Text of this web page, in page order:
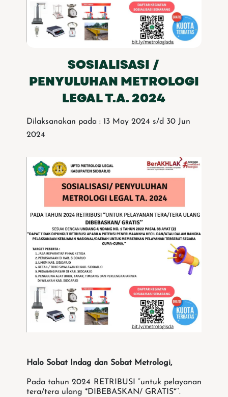
SOSIALISASI /
PENYULUHAN METROLOGI
LEGAL T.A. 2024
Dilaksanakan pada : 13 May 2024 s/d 30 Jun
2024
Halo Sobat Indag dan Sobat Metrologi,
Pada tahun 2024 RETRIBUSI “untuk pelayanan
tera/tera ulang *DIBEBASKAN/ GRATIS*’’.